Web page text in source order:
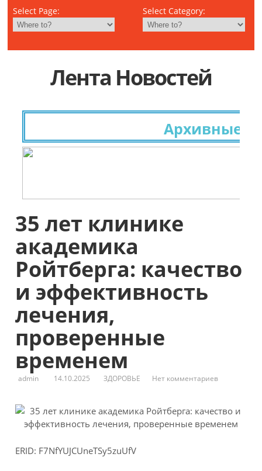
Select Page: Select Category:
Лента Новостей
Архивные
35 лет клинике
академика
Ройтберга: качество
и эффективность
лечения,
проверенные
временем
admin 14.10.2025 ЗДОРОВЬЕ Нет комментариев
ERID: F7NfYUJCUneTSy5zuUfV